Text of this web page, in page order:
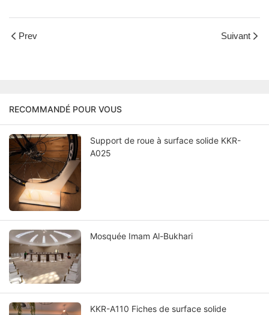
Prev Suivant
RECOMMANDÉ POUR VOUS
Support de roue à surface solide KKR-
A025
Mosquée Imam Al-Bukhari
KKR-A110 Fiches de surface solide